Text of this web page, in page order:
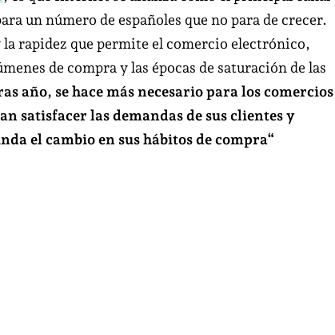
un número de españoles que no para de crecer.
la rapidez que permite el comercio electrónico,
de compra y las épocas de saturación de las
año, se hace más necesario para los comercios
satisfacer las demandas de sus clientes y
el cambio en sus hábitos de compra“